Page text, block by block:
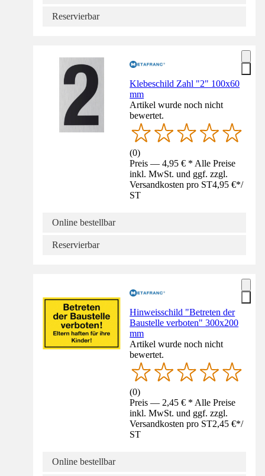
Reservierbar
Klebeschild Zahl "2" 100x60
mm
Artikel wurde noch nicht
bewertet.
(0)
Preis — 4,95 € * Alle Preise
inkl. MwSt. und ggf. zzgl.
Versandkosten pro ST4,95 €*/
ST
Online bestellbar
Reservierbar
Hinweisschild "Betreten der
Baustelle verboten" 300x200
mm
Artikel wurde noch nicht
bewertet.
(0)
Preis — 2,45 € * Alle Preise
inkl. MwSt. und ggf. zzgl.
Versandkosten pro ST2,45 €*/
ST
Online bestellbar